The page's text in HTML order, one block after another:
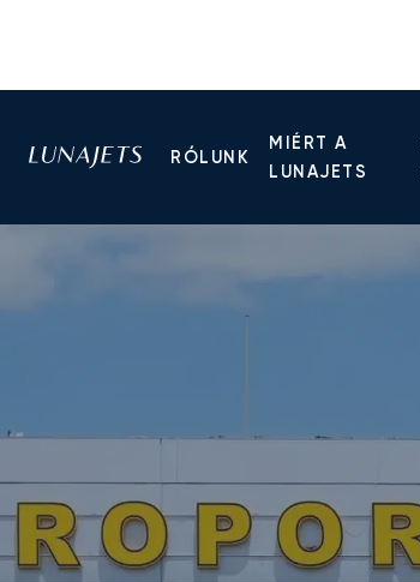
RÓLUNK
MIÉRT A
LUNAJETS